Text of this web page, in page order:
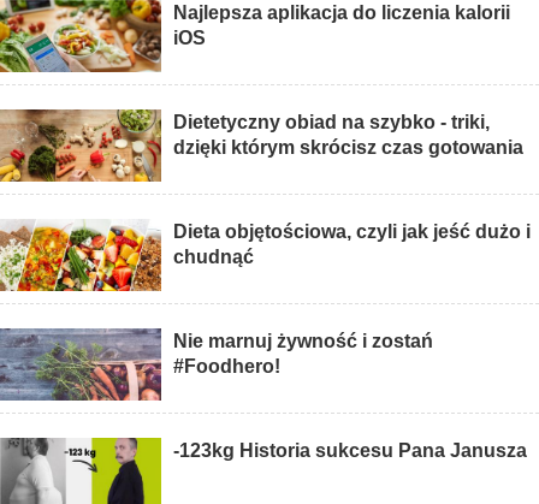
Najlepsza aplikacja do liczenia kalorii
iOS
Dietetyczny obiad na szybko - triki,
dzięki którym skrócisz czas gotowania
Dieta objętościowa, czyli jak jeść dużo i
chudnąć
Nie marnuj żywność i zostań
#Foodhero!
-123kg Historia sukcesu Pana Janusza